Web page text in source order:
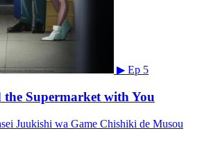
▶ Ep 5
Supermarket with You